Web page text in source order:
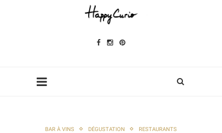
BAR À VINS DÉGUSTATION RESTAURANTS